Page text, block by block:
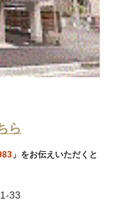
ら
」をお伝えいただくと
33